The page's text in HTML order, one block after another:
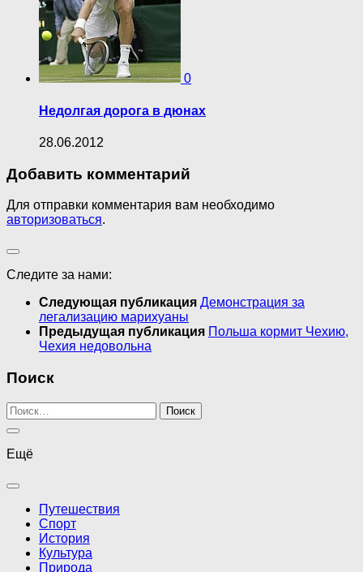
0
Недолгая дорога в дюнах
28.06.2012
Добавить комментарий
Для отправки комментария вам необходимо
авторизоваться.
Следите за нами:
Следующая публикация Демонстрация за
легализацию марихуаны
Предыдущая публикация Польша кормит Чехию,
Чехия недовольна
Поиск
Найти:
Ещё
Путешествия
Спорт
История
Культура
Природа